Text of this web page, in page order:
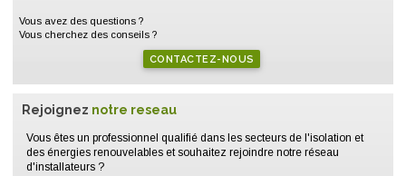
Vous avez des questions ?
Vous cherchez des conseils ?
CONTACTEZ-NOUS
Rejoignez notre reseau
Vous êtes un professionnel qualifié dans les secteurs de l'isolation et
des énergies renouvelables et souhaitez rejoindre notre réseau
d'installateurs ?